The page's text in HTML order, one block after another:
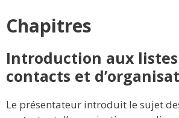
Chapitres
Introduction aux
contacts et
Le présentateur introduit le sujet